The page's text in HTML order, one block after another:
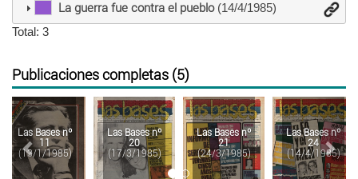
La guerra fue contra el pueblo(14/4/1985)
Total: 3
Publicaciones completas (5)
Las Bases nº
11
(13/1/1985)
Las Bases nº
20
(17/3/1985)
Las Bases nº
21
(24/3/1985)
Las Bases nº
24
(14/4/1985)
Anterior